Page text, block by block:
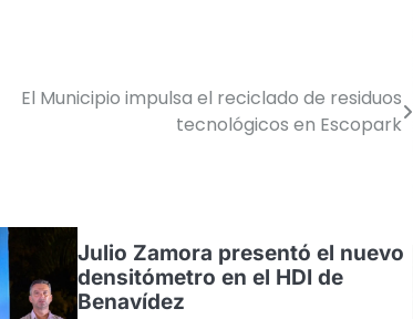
El Municipio impulsa el reciclado de residuos
tecnológicos en Escopark
Julio Zamora presentó el nuevo
densitómetro en el HDI de
Benavídez